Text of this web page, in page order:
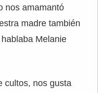
nos amamantó
madre también
Melanie
cultos, nos gusta